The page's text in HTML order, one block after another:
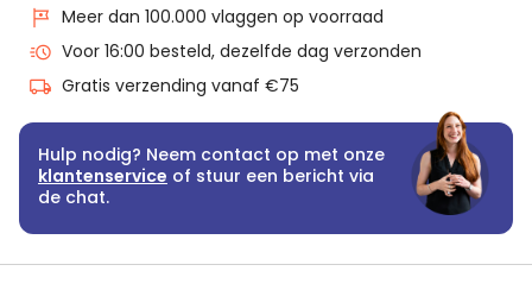
Meer dan 100.000 vlaggen op voorraad
Voor 16:00 besteld, dezelfde dag verzonden
Gratis verzending vanaf €75
Hulp nodig? Neem contact op met onze
klantenservice of stuur een bericht via
de chat.